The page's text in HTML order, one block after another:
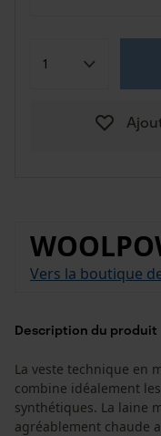
Vers la boutique
Description du produit
La veste technique en
combine idéalement
synthétiques. La laine
agréablement chaude